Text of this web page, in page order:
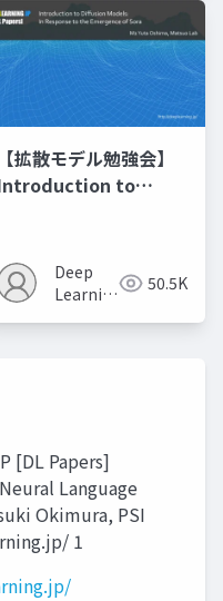
【拡散モデル勉強会】
to
Deep
Learning
50.5K
[DL Papers]
Language
Okimura, PSI
1